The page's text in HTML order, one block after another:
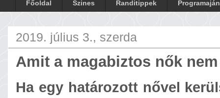
Főoldal Szines Randitippek
2019. július 3., szerda
Amit a magabiztos nők
Ha egy határozott nővel